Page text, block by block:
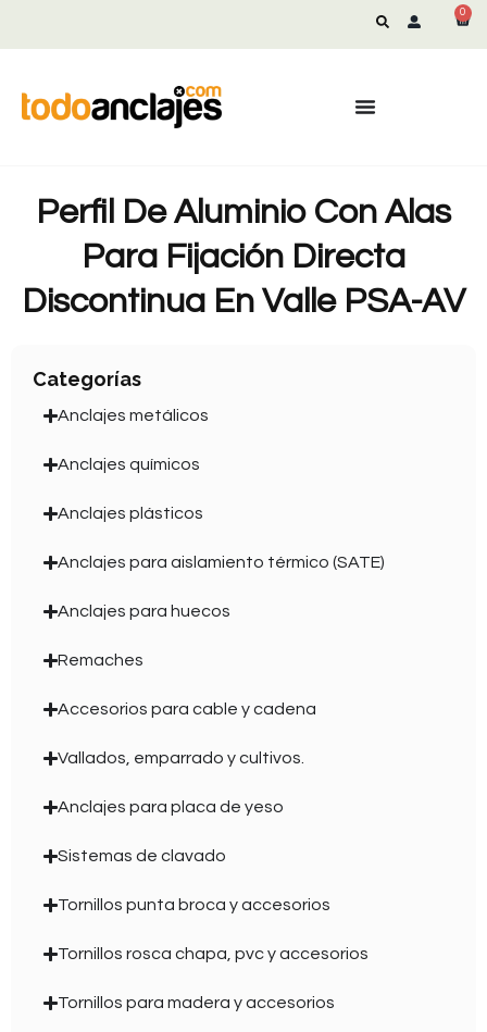
0
Perfil De Aluminio Con Alas
Para Fijación Directa
Discontinua En Valle PSA-AV
Categorías
Anclajes metálicos
Anclajes químicos
Anclajes plásticos
Anclajes para aislamiento térmico (SATE)
Anclajes para huecos
Remaches
Accesorios para cable y cadena
Vallados, emparrado y cultivos.
Anclajes para placa de yeso
Sistemas de clavado
Tornillos punta broca y accesorios
Tornillos rosca chapa, pvc y accesorios
Tornillos para madera y accesorios